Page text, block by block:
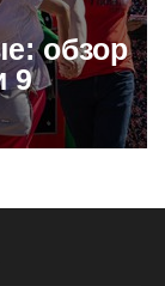
обзор
9